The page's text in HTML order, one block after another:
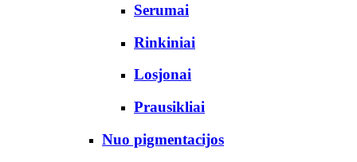
Serumai
Rinkiniai
Losjonai
Prausikliai
Nuo pigmentacijos